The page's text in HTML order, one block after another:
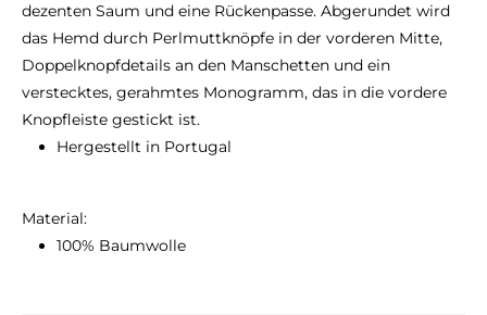
dezenten Saum und eine Rückenpasse. Abgerundet wird
das Hemd durch Perlmuttknöpfe in der vorderen Mitte,
Doppelknopfdetails an den Manschetten und ein
verstecktes, gerahmtes Monogramm, das in die vordere
Knopfleiste gestickt ist.
Hergestellt in Portugal
Material:
100% Baumwolle